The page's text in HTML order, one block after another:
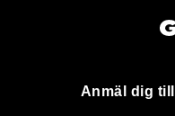
Anmäl dig